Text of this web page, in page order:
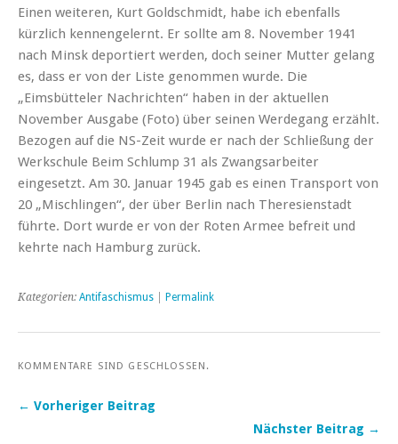
Einen weiteren, Kurt Goldschmidt, habe ich ebenfalls
kürzlich kennengelernt. Er sollte am 8. November 1941
nach Minsk deportiert werden, doch seiner Mutter gelang
es, dass er von der Liste genommen wurde. Die
„Eimsbütteler Nachrichten“ haben in der aktuellen
November Ausgabe (Foto) über seinen Werdegang erzählt.
Bezogen auf die NS-Zeit wurde er nach der Schließung der
Werkschule Beim Schlump 31 als Zwangsarbeiter
eingesetzt. Am 30. Januar 1945 gab es einen Transport von
20 „Mischlingen“, der über Berlin nach Theresienstadt
führte. Dort wurde er von der Roten Armee befreit und
kehrte nach Hamburg zurück.
Kategorien: Antifaschismus Permalink
KOMMENTARE SIND GESCHLOSSEN.
← Vorheriger Beitrag
Nächster Beitrag →